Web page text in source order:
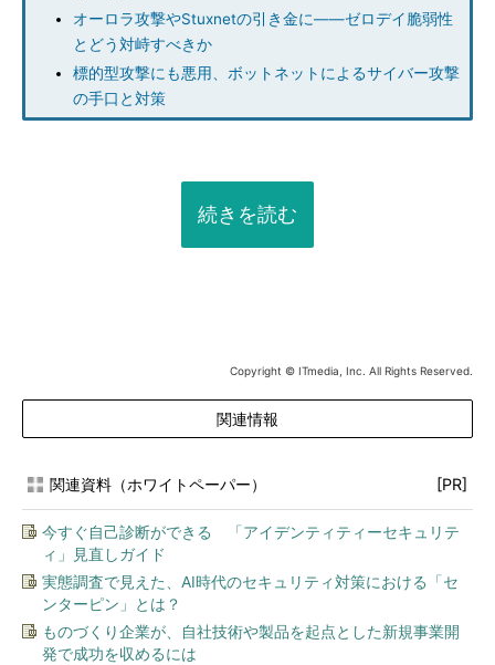
オーロラ攻撃やStuxnetの引き金に――ゼロデイ脆弱性
とどう対峙すべきか
標的型攻撃にも悪用、ボットネットによるサイバー攻撃
の手口と対策
続きを読む
Copyright © ITmedia, Inc. All Rights Reserved.
関連情報
関連資料（ホワイトペーパー） [PR]
今すぐ自己診断ができる 「アイデンティティーセキュリテ
ィ」見直しガイド
実態調査で見えた、AI時代のセキュリティ対策における「セ
ンターピン」とは？
ものづくり企業が、自社技術や製品を起点とした新規事業開
発で成功を収めるには